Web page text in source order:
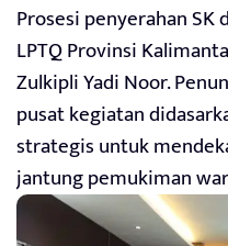
Prosesi penyerahan SK
LPTQ Provinsi
Zulkipli Yadi Noor.
pusat kegiatan
strategis untuk
jantung pemukiman